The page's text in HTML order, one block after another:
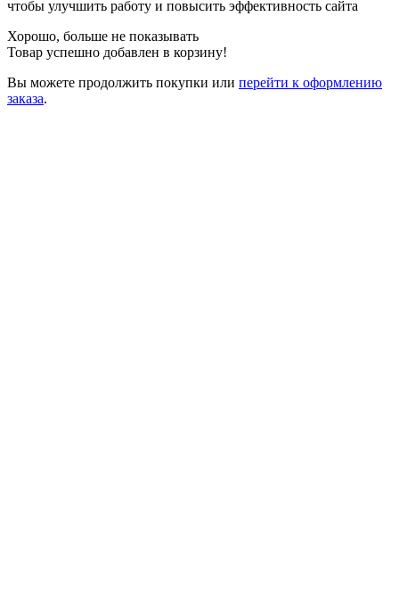
чтобы улучшить работу и повысить эффективность сайта
Хорошо, больше не показывать
Товар успешно добавлен в корзину!
Вы можете продолжить покупки или перейти к оформлению
заказа.